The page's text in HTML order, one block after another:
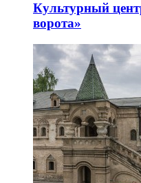
Культурный
ворота»